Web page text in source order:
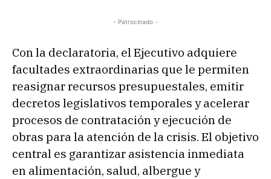
- Patrocinado -
Con la declaratoria, el Ejecutivo adquiere
facultades extraordinarias que le permiten
reasignar recursos presupuestales, emitir
decretos legislativos temporales y acelerar
procesos de contratación y ejecución de
obras para la atención de la crisis. El objetivo
central es garantizar asistencia inmediata
en alimentación, salud, albergue y